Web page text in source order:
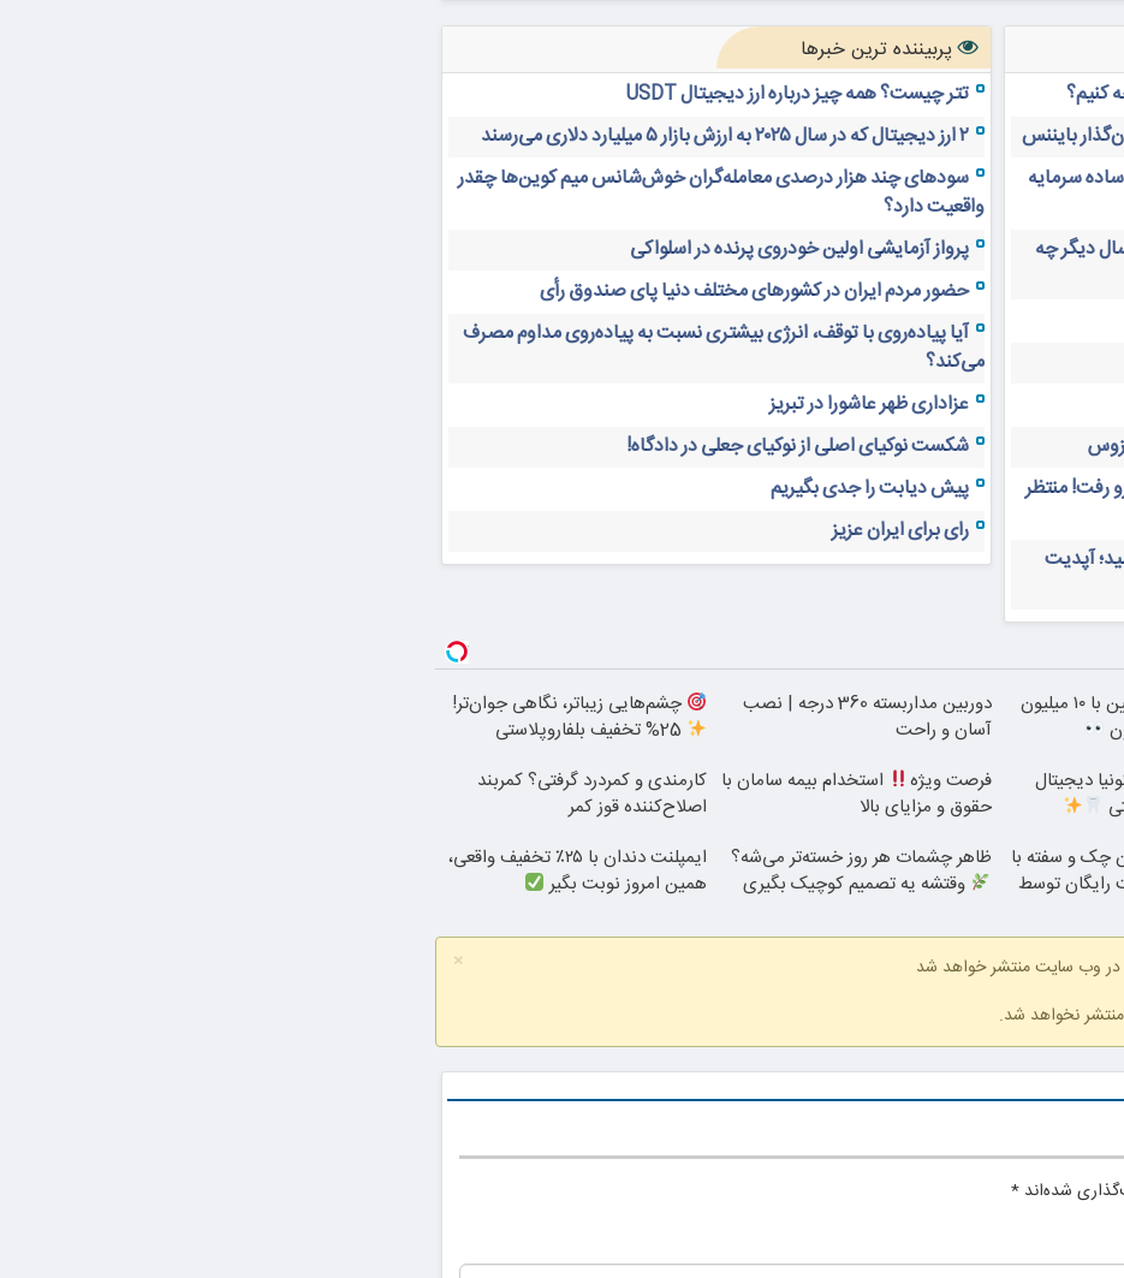
کنیم؟
بایننس
ساده سرمایه
آینده اقتصاد جهان؛ بازار ارزهای دیجیتال ۲۰ سال دیگر چه
رفت! منتظر
آپدیت
پربیننده ترین خبرها
تتر چیست؟ همه چیز درباره ارز دیجیتال USDT
۲ ارز دیجیتال که در سال ۲۰۲۵ به ارزش بازار ۵ میلیارد دلاری می‌رسند
سودهای چند هزار درصدی معامله‌گران خوش‌شانس میم کوین‌ها چقدر
واقعیت دارد؟
پرواز آزمایشی اولین خودروی پرنده در اسلواکی
حضور مردم ایران در کشورهای مختلف دنیا پای صندوق رأی
آیا پیاده‌روی با توقف، انرژی بیشتری نسبت به پیاده‌روی مداوم مصرف
می‌کند؟
عزاداری ظهر عاشورا در تبریز
شکست نوکیای اصلی از نوکیای جعلی در دادگاه!
پیش دیابت را جدی بگیریم
رای برای ایران عزیز
بلفاروپلاستی پلک پایین با ۱۰ میلیون
دوربین مداربسته 360 درجه | نصب
آسان و راحت
چشم‌هایی زیباتر، نگاهی جوان‌تر!
دیجیتال
فرصت ویژه
استخدام بیمه سامان با
حقوق و مزایای بالا
کارمندی و کمردرد گرفتی؟ کمربند
اصلاح‌کننده قوز کمر
چک و سفته با
رایگان توسط
ظاهر چشمات هر روز خسته‌تر می‌شه؟
وقتشه یه تصمیم کوچیک بگیری
ایمپلنت دندان با ۲۵٪ تخفیف واقعی،
همین امروز نوبت بگیر
×
در وب سایت منتشر خواهد شد
منتشر نخواهد شد.
شده‌اند *